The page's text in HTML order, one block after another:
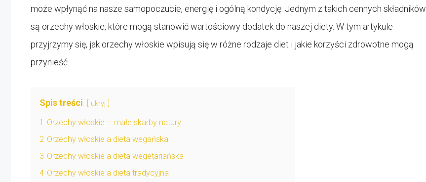
może wpłynąć na nasze samopoczucie, energię i ogólną kondycję. Jednym z takich cennych składników
są orzechy włoskie, które mogą stanowić wartościowy dodatek do naszej diety. W tym artykule
przyjrzymy się, jak orzechy włoskie wpisują się w różne rodzaje diet i jakie korzyści zdrowotne mogą
przynieść.
Spis treści ukryj
1 Orzechy włoskie – małe skarby natury
2 Orzechy włoskie a dieta wegańska
3 Orzechy włoskie a dieta wegetariańska
4 Orzechy włoskie a dieta tradycyjna